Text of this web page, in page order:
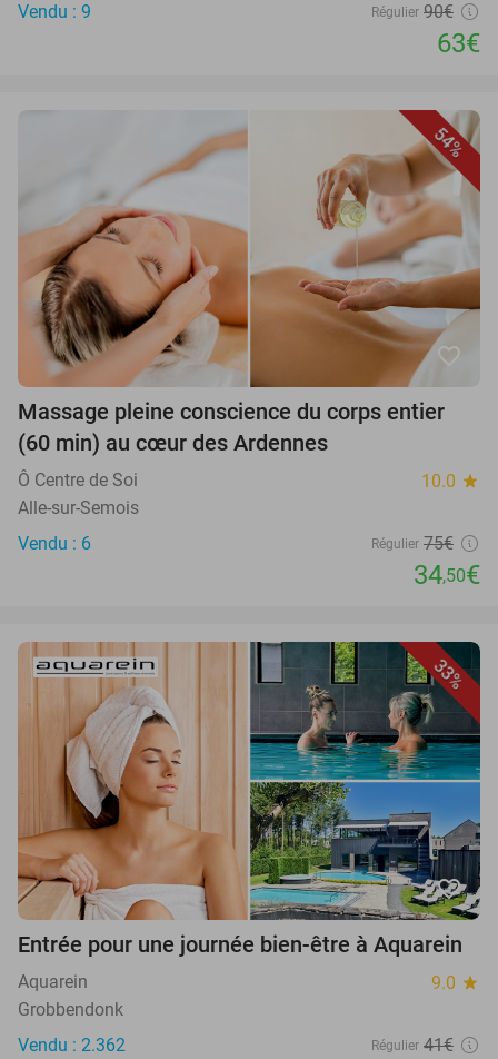
Vendu : 9 Régulier 90€
63€
54%
favorite_border
Massage pleine conscience du corps entier
(60 min) au cœur des Ardennes
Ô Centre de Soi 10.0 star
Alle-sur-Semois
Vendu : 6
Régulier 75€
34,50€
33%
favorite_border
Entrée pour une journée bien-être à Aquarein
Aquarein 9.0 star
Grobbendonk
Vendu : 2.362
Régulier 41€